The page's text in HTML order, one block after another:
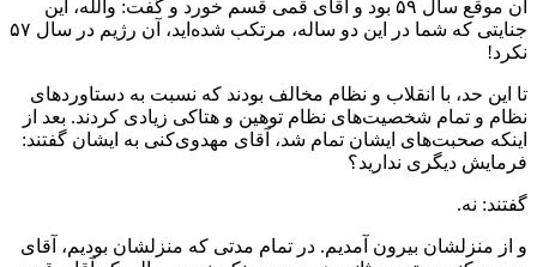
آن موقع سال ۵۹ بود و آقای قمی قسم خورد و گفت: والله، این
جنایتی که شما در این دو ساله، مرتکب شده‌اید، آن رژیم در سال ۵۷
نکرد!
تا این حد، با انقلاب و نظام مخالف بودند که نسبت به دستاوردهای
نظام و تمام شخصیت‌های نظام توهین و هتاکی زیادی کردند. بعد از
اینکه صحبت‌های ایشان تمام شد، آقای مهدوی‌کنی به ایشان گفتند:
فرمایش دیگری ندارید؟
گفتند: نه.
و از منزلشان بیرون آمدیم. در تمام مدتی که منزلشان بودیم، آقای